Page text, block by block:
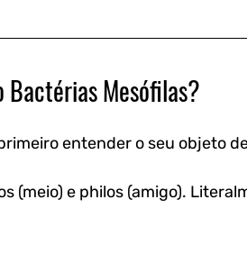
Bactérias Mesófilas?
entender o seu objeto
(meio) e philos (amigo).